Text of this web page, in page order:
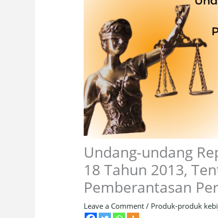
Undang-undang
18 Tahun 2013,
Pemberantasan
Leave a Comment / Produk-produk